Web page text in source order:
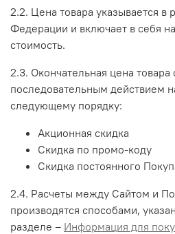
2.2. Цена товара указывается в
Федерации и включает в себя
стоимость.
2.3. Окончательная цена товара
последовательным действием
следующему порядку:
Акционная скидка
Скидка по промо-коду
Скидка постоянного
2.4. Расчеты между Сайтом и
производятся способами,
разделе – Информация для